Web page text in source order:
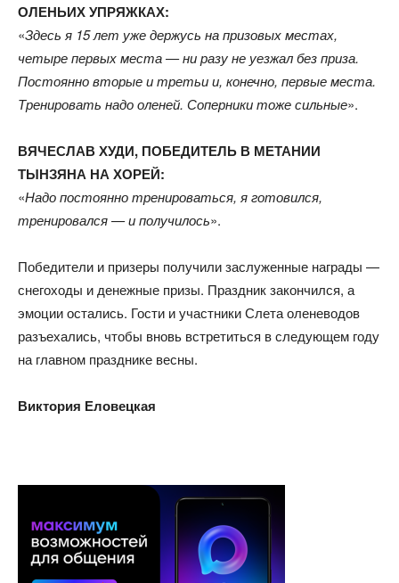
ОЛЕНЬИХ УПРЯЖКАХ:
«Здесь я 15 лет уже держусь на призовых местах,
четыре первых места — ни разу не уезжал без приза.
Постоянно вторые и третьи и, конечно, первые места.
Тренировать надо оленей. Соперники тоже сильные».
ВЯЧЕСЛАВ ХУДИ, ПОБЕДИТЕЛЬ В МЕТАНИИ
ТЫНЗЯНА НА ХОРЕЙ:
«Надо постоянно тренироваться, я готовился,
тренировался — и получилось».
Победители и призеры получили заслуженные награды —
снегоходы и денежные призы. Праздник закончился, а
эмоции остались. Гости и участники Слета оленеводов
разъехались, чтобы вновь встретиться в следующем году
на главном празднике весны.
Виктория Еловецкая